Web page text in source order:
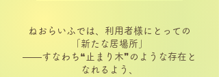
ねおらいふでは、利用者様にとっての
「新たな居場所」
——すなわち❝止まり木❞のような存在と
なれるよう、